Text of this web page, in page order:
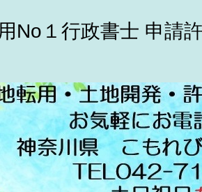
No１行政書士 申請